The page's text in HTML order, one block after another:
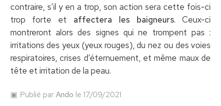
contraire, s’il y en a trop, son action sera cette fois-ci
trop forte et affectera les baigneurs. Ceux-ci
montreront alors des signes qui ne trompent pas :
irritations des yeux (yeux rouges), du nez ou des voies
respiratoires, crises d’éternuement, et même maux de
tête et irritation de la peau.
Publié parAndo le 17/09/2021